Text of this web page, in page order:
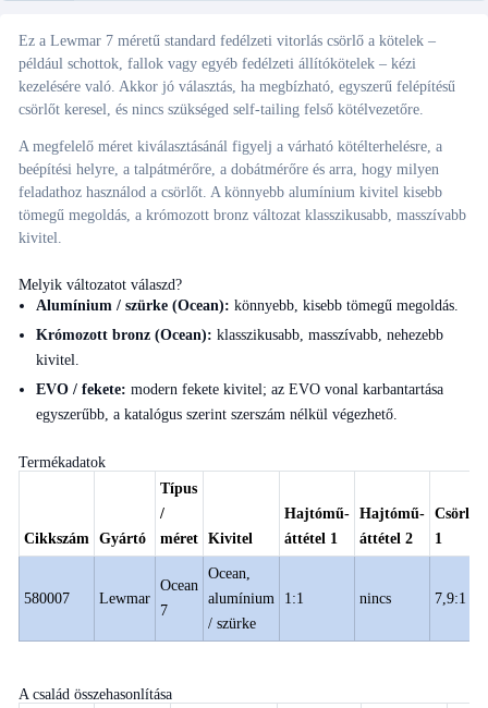
Ez a Lewmar 7 méretű standard fedélzeti vitorlás csörlő a kötelek –
például schottok, fallok vagy egyéb fedélzeti állítókötelek – kézi
kezelésére való. Akkor jó választás, ha megbízható, egyszerű felépítésű
csörlőt keresel, és nincs szükséged self-tailing felső kötélvezetőre.
A megfelelő méret kiválasztásánál figyelj a várható kötélterhelésre, a
beépítési helyre, a talpátmérőre, a dobátmérőre és arra, hogy milyen
feladathoz használod a csörlőt. A könnyebb alumínium kivitel kisebb
tömegű megoldás, a krómozott bronz változat klasszikusabb, masszívabb
kivitel.
Melyik változatot válaszd?
Alumínium / szürke (Ocean): könnyebb, kisebb tömegű megoldás.
Krómozott bronz (Ocean): klasszikusabb, masszívabb, nehezebb
kivitel.
EVO / fekete: modern fekete kivitel; az EVO vonal karbantartása
egyszerűbb, a katalógus szerint szerszám nélkül végezhető.
Termékadatok
Cikkszám Gyártó
Típus
/
méret
Kivitel
Hajtómű-
áttétel 1
Hajtómű-
áttétel 2
1
580007 Lewmar
Ocean
7
Ocean,
alumínium
/ szürke
1:1 nincs 7,9:1
A család összehasonlítása